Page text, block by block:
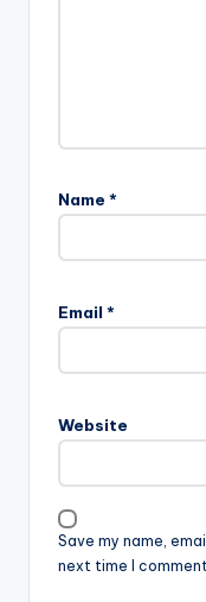
Name *
Email *
Website
Save my name,
next time I